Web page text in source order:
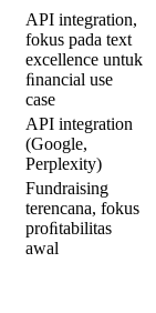
API integration,
fokus pada text
excellence untuk
ﬁnancial use
case
API integration
(Google,
Perplexity)
Fundraising
terencana, fokus
proﬁtabilitas
awal